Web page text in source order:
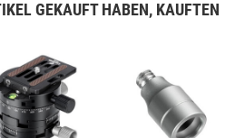
GEKAUFT HABEN, KAUFTEN